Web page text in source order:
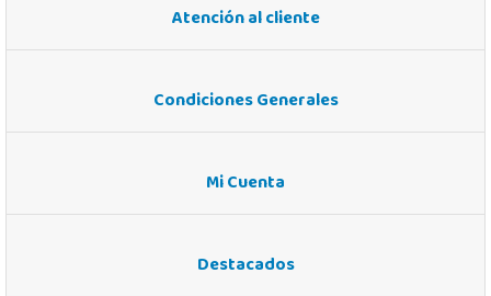
Atención al cliente
Condiciones Generales
Mi Cuenta
Destacados